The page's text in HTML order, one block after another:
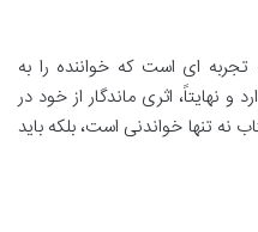
تجربه ای است که خواننده را به
نهایتاً، اثری ماندگار از خود در
تنها خواندنی است، بلکه باید